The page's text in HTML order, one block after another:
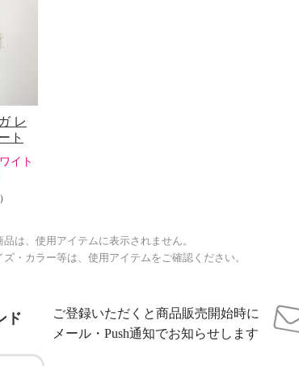
レ
ト
イト
は、使用アイテムに表示されません。
・カラー等は、使用アイテムをご確認ください。
ド
ご登録いただくと商品販売開始時に
メール・Push通知でお知らせします